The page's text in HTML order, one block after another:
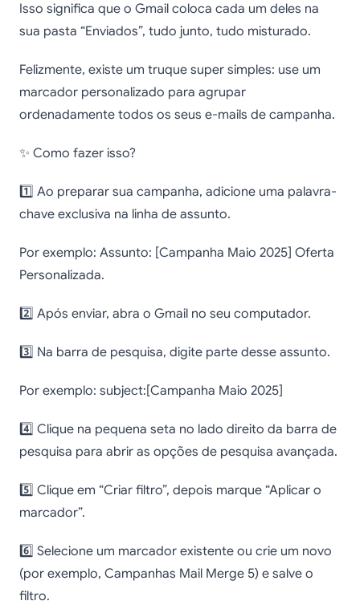
Isso significa que o Gmail coloca cada um deles na
sua pasta “Enviados”, tudo junto, tudo misturado.
Felizmente, existe um truque super simples: use um
marcador personalizado para agrupar
ordenadamente todos os seus e-mails de campanha.
✨ Como fazer isso?
1️⃣ Ao preparar sua campanha, adicione uma palavra-
chave exclusiva na linha de assunto.
Por exemplo: Assunto: [Campanha Maio 2025] Oferta
Personalizada.
2️⃣ Após enviar, abra o Gmail no seu computador.
3️⃣ Na barra de pesquisa, digite parte desse assunto.
Por exemplo: subject:[Campanha Maio 2025]
4️⃣ Clique na pequena seta no lado direito da barra de
pesquisa para abrir as opções de pesquisa avançada.
5️⃣ Clique em “Criar filtro”, depois marque “Aplicar o
marcador”.
6️⃣ Selecione um marcador existente ou crie um novo
(por exemplo, Campanhas Mail Merge 5) e salve o
filtro.